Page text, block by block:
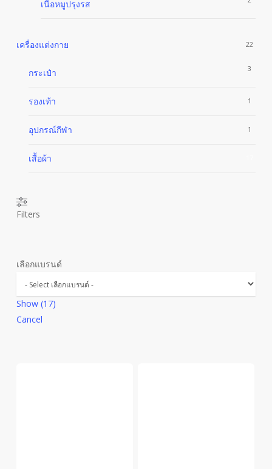
เนื้อหมูปรุงรส
เครื่องแต่งกาย 22
กระเป๋า 3
รองเท้า 1
อุปกรณ์กีฬา 1
เสื้อผ้า
Filters
เลือกแบรนด์
Show (17)
Cancel